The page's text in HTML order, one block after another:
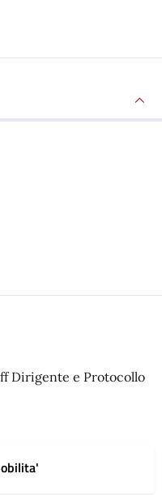
Dirigente e Protocollo